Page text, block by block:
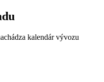
kalendár vývozu